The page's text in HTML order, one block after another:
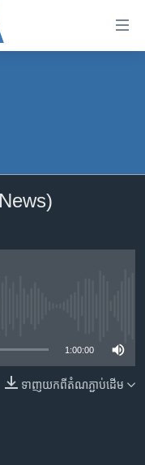
1:00:00
ទាញ​យក​ពី​តំណភ្ជាប់​ដើម